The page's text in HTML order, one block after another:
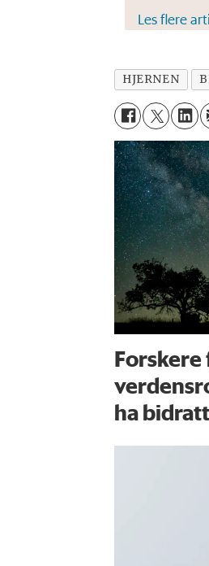
Les flere
HJERNEN
Forskere
ha